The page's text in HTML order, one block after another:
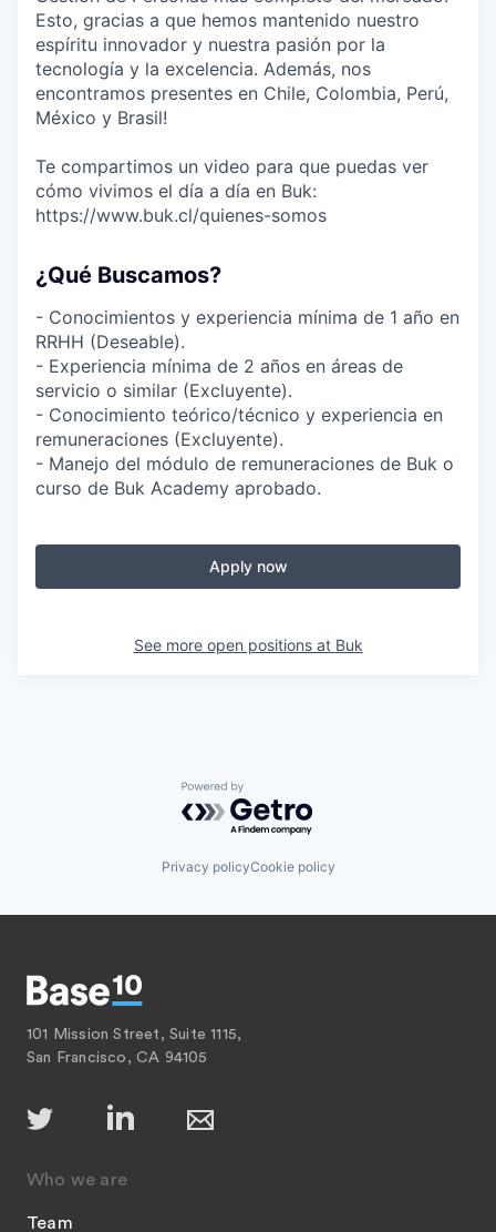
Esto, gracias a que hemos mantenido nuestro
espíritu innovador y nuestra pasión por la
tecnología y la excelencia. Además, nos
encontramos presentes en Chile, Colombia, Perú,
México y Brasil!
Te compartimos un video para que puedas ver
cómo vivimos el día a día en Buk:
https://www.buk.cl/quienes-somos
¿Qué Buscamos?
- Conocimientos y experiencia mínima de 1 año en
RRHH (Deseable).
- Experiencia mínima de 2 años en áreas de
servicio o similar (Excluyente).
- Conocimiento teórico/técnico y experiencia en
remuneraciones (Excluyente).
- Manejo del módulo de remuneraciones de Buk o
curso de Buk Academy aprobado.
Apply now
See more open positions at Buk
Powered by Getro.com
Privacy policyCookie policy
101 Mission Street, Suite 1115,
San Francisco, CA 94105
Who we are
Team